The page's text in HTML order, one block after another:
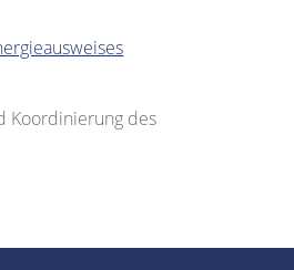
Koordinierung des